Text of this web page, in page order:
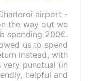
airport -
the way out we
spending 200€.
us to spend
instead, with
punctual (in
helpful and